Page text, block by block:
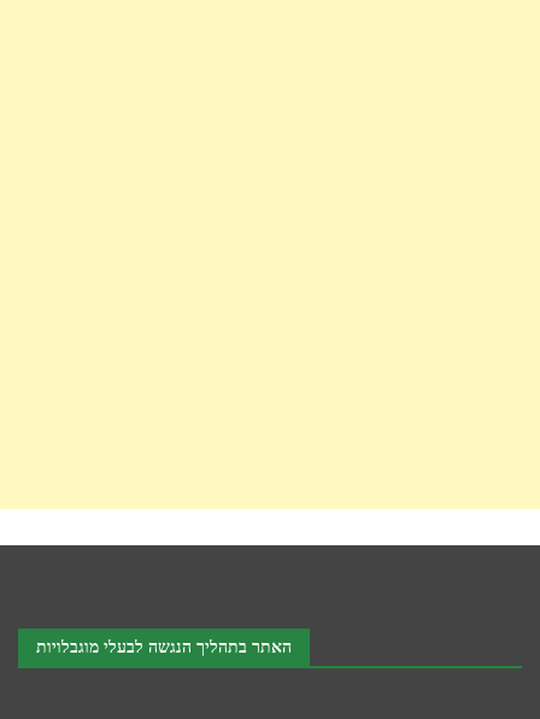
האתר בתהליך הנגשה לבעלי מוגבלויות